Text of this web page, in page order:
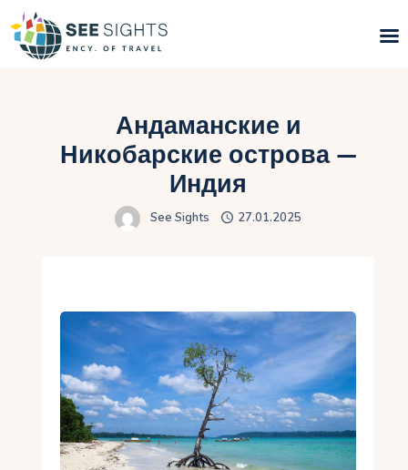
Горящие туры
Блог
Контакты
Укр
Андаманские и
Никобарские острова —
Индия
See Sights 27.01.2025